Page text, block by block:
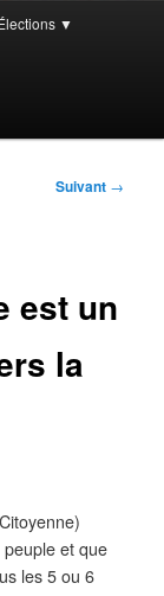
▼
Suivant →
est un
la
et que
les 5 ou 6